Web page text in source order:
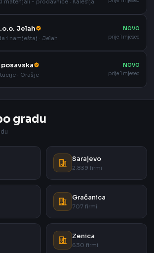
Jelah
i namještaj · Jelah
NOVO
prije 1 mjesec
· Orašje
NOVO
prije 1 mjesec
gradu
Sarajevo
2.839 firmi
Gračanica
707 firmi
Zenica
630 firmi